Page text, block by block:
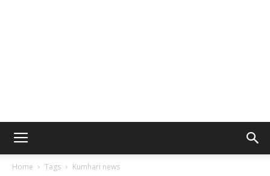
Home Tags Kumhari news